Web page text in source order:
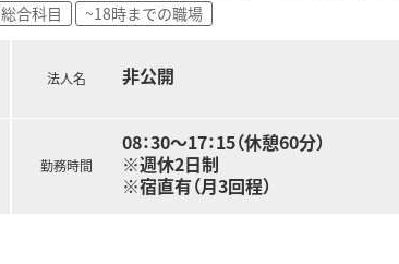
総合科目 ~18時までの職場
法人名 非公開
勤務時間
08：30～17：15（休憩60分）
※週休2日制
※宿直有（月3回程）